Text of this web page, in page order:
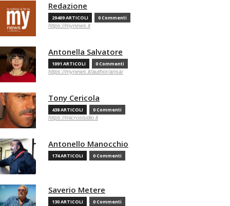
Redazione
29409 ARTICOLI 0 Commenti
https://mynews.it
Antonella Salvatore
1091 ARTICOLI 0 Commenti
https://mynews.it/author/ansa/
Tony Cericola
438 ARTICOLI 0 Commenti
https://microstudio.it
Antonello Manocchio
174 ARTICOLI 0 Commenti
Saverio Metere
130 ARTICOLI 0 Commenti